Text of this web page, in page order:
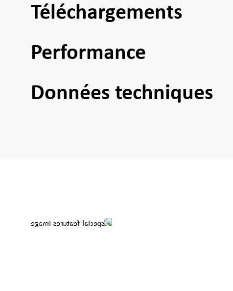
Téléchargements
Performance
Données techniques